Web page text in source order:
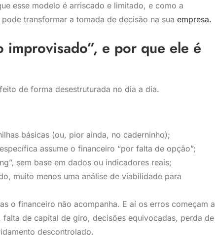
esse modelo é arriscado e limitado, e como a
pode transformar a tomada de decisão na sua empresa.
e por que ele é
de forma desestruturada no dia a dia.
básicas (ou, pior ainda, no caderninho);
assume o financeiro “por falta de opção”;
sem base em dados ou indicadores reais;
muito menos uma análise de viabilidade para
o financeiro não acompanha. E aí os erros começam a
de capital de giro, decisões equivocadas, perda de
descontrolado.